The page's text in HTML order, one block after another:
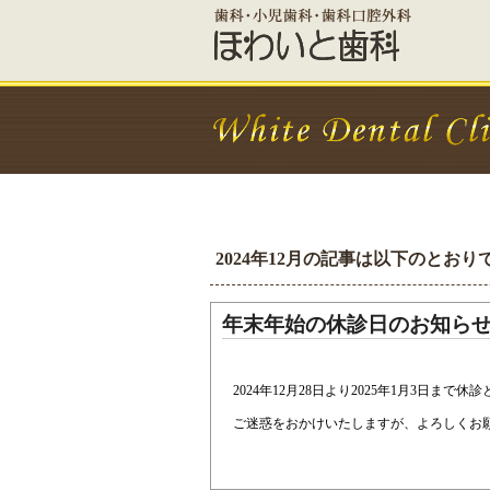
2024年12月の記事は以下のとおり
年末年始の休診日のお知ら
2024年12月28日より2025年1月3日まで休診
ご迷惑をおかけいたしますが、よろしくお